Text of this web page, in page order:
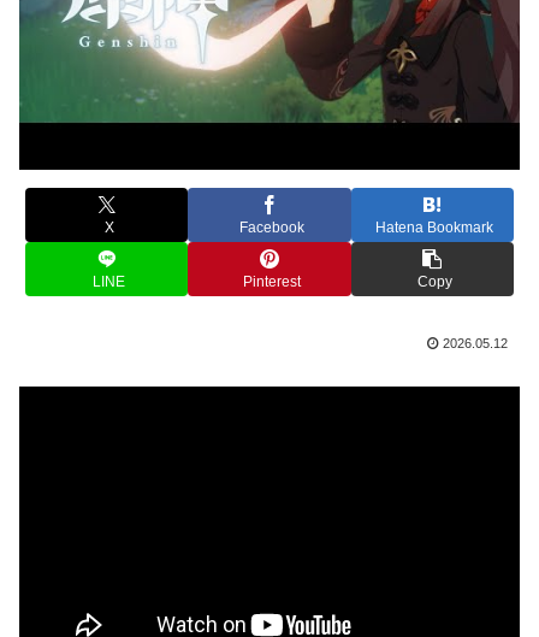
X Facebook Hatena Bookmark
LINE Pinterest Copy
2026.05.12